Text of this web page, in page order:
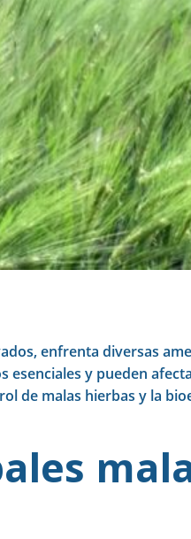
enfrenta diversas
esenciales y pueden
de malas hierbas y la